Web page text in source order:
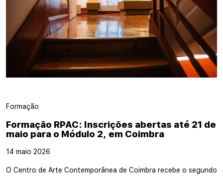
Formação
Formação RPAC: Inscrições abertas até 21 de
maio para o Módulo 2, em Coimbra
14 maio 2026
O Centro de Arte Contemporânea de Coimbra recebe o segundo